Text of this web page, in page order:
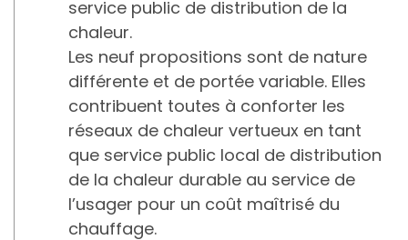
service public de distribution de la
chaleur.
Les neuf propositions sont de nature
différente et de portée variable. Elles
contribuent toutes à conforter les
réseaux de chaleur vertueux en tant
que service public local de distribution
de la chaleur durable au service de
l’usager pour un coût maîtrisé du
chauffage.